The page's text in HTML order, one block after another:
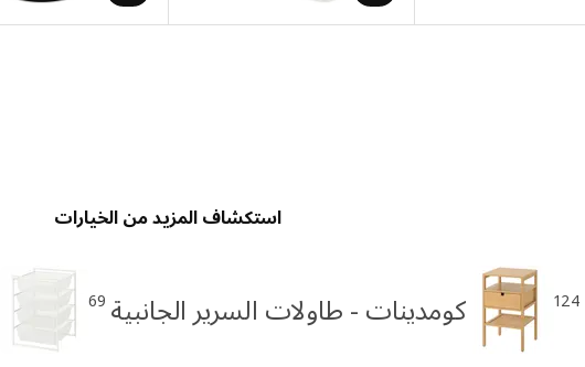
استكشاف المزيد من الخيارات
124 كومدينات - طاولات السرير الجانبية 69